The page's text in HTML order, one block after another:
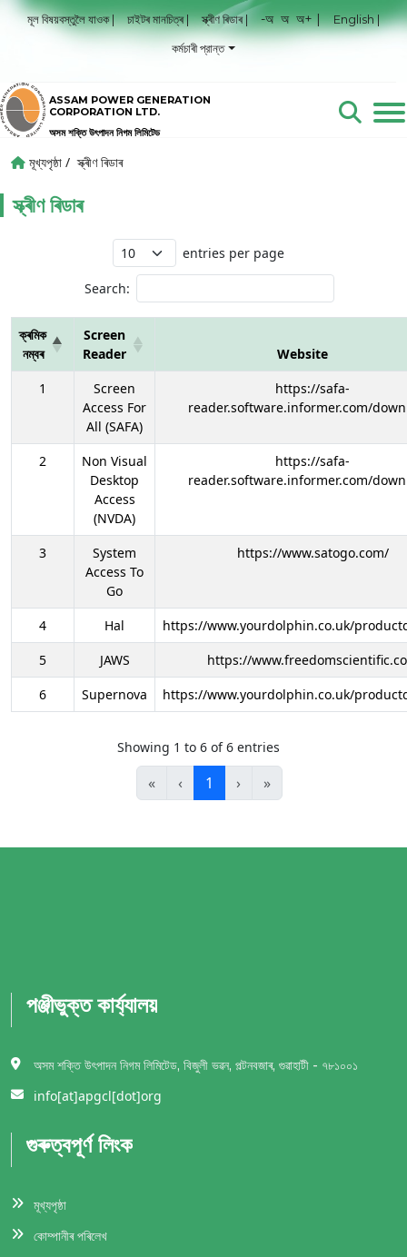
মূল বিষয়বস্তুলৈ যাওক | চাইটৰ মানচিত্ৰ | স্ক্ৰীণ ৰিডাৰ | -অ অ অ+ |
English |
কর্মচাৰী প্রান্ত
ASSAM POWER GENERATION
CORPORATION LTD.
অসম শক্তি উৎপাদন নিগম লিমিটেড
মূখ্যপৃষ্ঠা / স্ক্ৰীণ ৰিডাৰ
স্ক্ৰীণ ৰিডাৰ
entries per page
Search:
ক্ৰমিক
নম্বৰ
Screen
Reader
Website
1
Screen
Access For
All (SAFA)
https://safa-
reader.software.informer.com/
2
Non Visual
Desktop
Access
(NVDA)
https://safa-
reader.software.informer.com/
3
System
Access To
Go
https://www.satogo.com/
4 Hal
https://www.yourdolphin.co.uk/
5
JAWS
https://
6
Supernova https://www.yourdolphin.co.uk/
Showing 1 to 6 of 6 entries
« ‹ 1 › »
পঞ্জীভুক্ত কার্য্যালয়
অসম শক্তি উৎপাদন নিগম লিমিটেড, বিজুলী ভৱন, পল্টনবজাৰ, গুৱাহাটী - ৭৮১০০১
info[at]apgcl[dot]org
গুৰুত্বপূর্ণ লিংক
মূখ্যপৃষ্ঠা
কোম্পানীৰ পৰিলেখ